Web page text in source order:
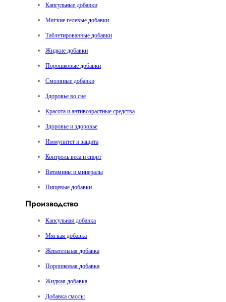
Капсульные добавки
Мягкие гелевые добавки
Таблетированные добавки
Жидкие добавки
Порошковые добавки
Смоляные добавки
Здоровье во сне
Красота и антивозрастные средства
Здоровье и здоровье
Иммунитет и защита
Контроль веса и спорт
Витамины и минералы
Пищевые добавки
Производство
Капсульная добавка
Мягкая добавка
Жевательная добавка
Порошковая добавка
Жидкая добавка
Добавка смолы